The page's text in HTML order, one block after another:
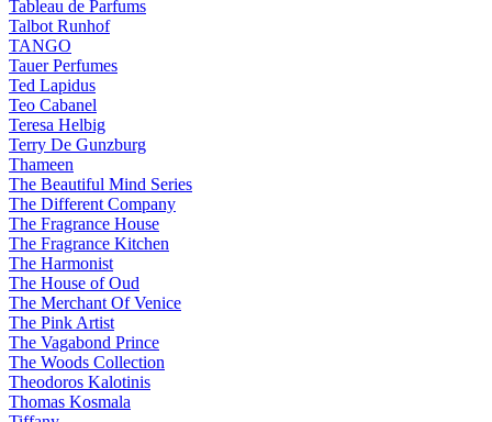
Tableau de Parfums
Talbot Runhof
TANGO
Tauer Perfumes
Ted Lapidus
Teo Cabanel
Teresa Helbig
Terry De Gunzburg
Thameen
The Beautiful Mind Series
The Different Company
The Fragrance House
The Fragrance Kitchen
The Harmonist
The House of Oud
The Merchant Of Venice
The Pink Artist
The Vagabond Prince
The Woods Collection
Theodoros Kalotinis
Thomas Kosmala